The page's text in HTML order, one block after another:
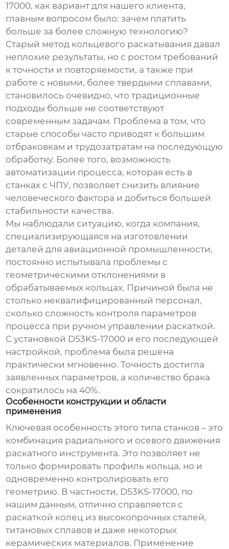
17000, как вариант для нашего клиента,
главным вопросом было: зачем платить
больше за более сложную технологию?
Старый метод кольцевого раскатывания давал
неплохие результаты, но с ростом требований
к точности и повторяемости, а также при
работе с новыми, более твердыми сплавами,
становилось очевидно, что традиционные
подходы больше не соответствуют
современным задачам. Проблема в том, что
старые способы часто приводят к большим
отбраковкам и трудозатратам на последующую
обработку. Более того, возможность
автоматизации процесса, которая есть в
станках с ЧПУ, позволяет снизить влияние
человеческого фактора и добиться большей
стабильности качества.
Мы наблюдали ситуацию, когда компания,
специализирующаяся на изготовлении
деталей для авиационной промышленности,
постоянно испытывала проблемы с
геометрическими отклонениями в
обрабатываемых кольцах. Причиной была не
столько неквалифицированный персонал,
сколько сложность контроля параметров
процесса при ручном управлении раскаткой.
С установкой D53KS-17000 и его последующей
настройкой, проблема была решена
практически мгновенно. Точность достигла
заявленных параметров, а количество брака
сократилось на 40%.
Особенности конструкции и области
применения
Ключевая особенность этого типа станков – это
комбинация радиального и осевого движения
раскатного инструмента. Это позволяет не
только формировать профиль кольца, но и
одновременно контролировать его
геометрию. В частности, D53KS-17000, по
нашим данным, отлично справляется с
раскаткой колец из высокопрочных сталей,
титановых сплавов и даже некоторых
керамических материалов. Применение